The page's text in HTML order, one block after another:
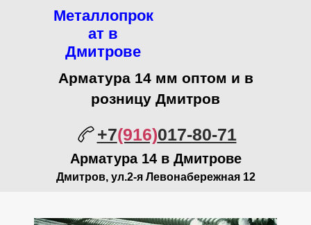
Металлопрок
ат в
Дмитрове
Арматура 14 мм оптом и в
розницу Дмитров
+7(916)017-80-71
Арматура 14 в Дмитрове
Дмитров, ул.2-я Левонабережная 12